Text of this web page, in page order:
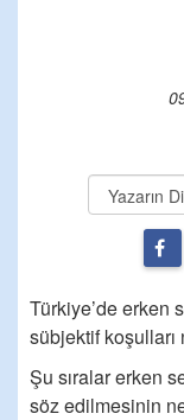
Türkiye’de erken
sübjektif koşulları
Şu sıralar erken
söz edilmesinin